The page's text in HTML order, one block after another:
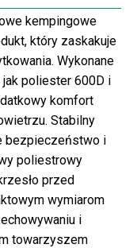
kempingowe
który zaskakuje
Wykonane
jak poliester 600D i
komfort
Stabilny
bezpieczeństwo i
poliestrowy
przed
wymiarom
i
towarzyszem